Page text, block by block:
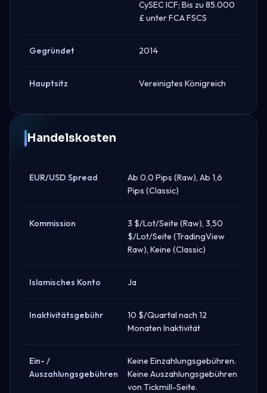
CySEC ICF; Bis zu 85.000
£ unter FCA FSCS
Gegründet 2014
Hauptsitz Vereinigtes Königreich
Handelskosten
EUR/USD Spread
Ab 0,0 Pips (Raw), Ab 1,6
Pips (Classic)
Kommission
3 $/Lot/Seite (Raw), 3,50
$/Lot/Seite (TradingView
Raw), Keine (Classic)
Islamisches Konto Ja
Inaktivitätsgebühr
10 $/Quartal nach 12
Monaten Inaktivität
Ein- /
Auszahlungsgebühren
Keine Einzahlungsgebühren.
Keine Auszahlungsgebühren
von Tickmill-Seite.